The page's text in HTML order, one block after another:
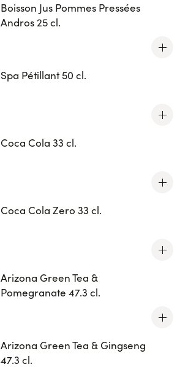
Boisson Jus Pommes Pressées
Andros 25 cl.
Spa Pétillant 50 cl.
Coca Cola 33 cl.
Coca Cola Zero 33 cl.
Arizona Green Tea &
Pomegranate 47.3 cl.
Arizona Green Tea & Gingseng
47.3 cl.